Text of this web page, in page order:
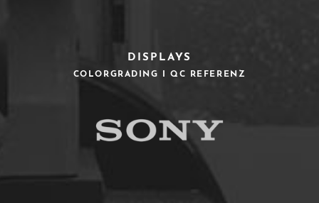
DISPLAYS
COLORGRADING I QC REFERENZ